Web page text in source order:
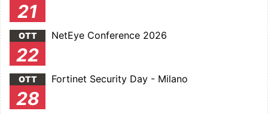
21
OTT
22
NetEye Conference 2026
OTT
28
Fortinet Security Day - Milano